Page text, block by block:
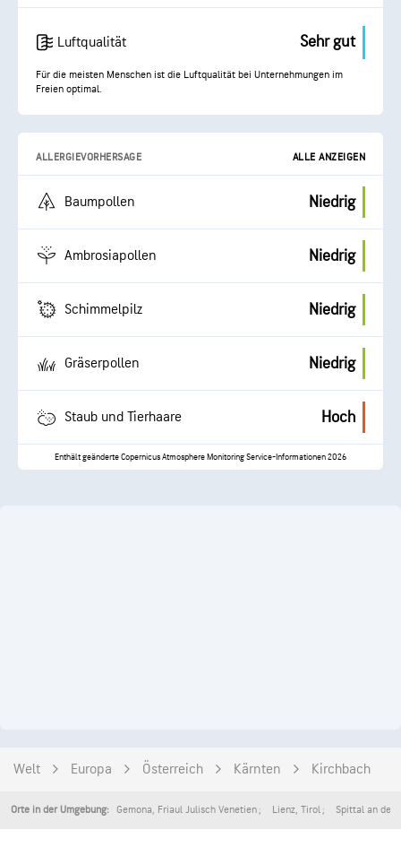
Luftqualität Sehr gut
Für die meisten Menschen ist die Luftqualität bei Unternehmungen im
Freien optimal.
ALLERGIEVORHERSAGE ALLE ANZEIGEN
Baumpollen Niedrig
Ambrosiapollen Niedrig
Schimmelpilz Niedrig
Gräserpollen Niedrig
Staub und Tierhaare Hoch
Enthält geänderte Copernicus Atmosphere Monitoring Service-Informationen 2026
Welt Europa Österreich Kärnten Kirchbach
Orte in der Umgebung: Gemona, Friaul Julisch Venetien Lienz, Tirol Spittal an der